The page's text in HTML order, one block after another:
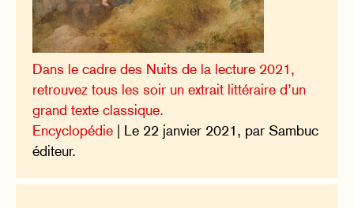
Dans le cadre des Nuits de la lecture 2021,
retrouvez tous les soir un extrait littéraire d’un
grand texte classique.
Encyclopédie | Le 22 janvier 2021, par Sambuc
éditeur.